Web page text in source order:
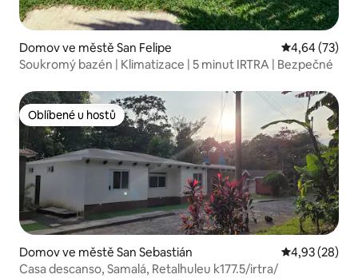
Domov ve městě San Felipe Průměrné
4,64 (73)
Soukromý bazén | Klimatizace | 5 minut IRTRA | Bezpečné
Oblíbené u hostů
Oblíbené u hostů
Domov ve městě San Sebastián Průměrné
4,93 (28)
Casa descanso, Samalá, Retalhuleu k177.5/irtra/